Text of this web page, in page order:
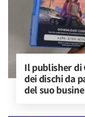
Il publisher di
dei dischi da
del suo